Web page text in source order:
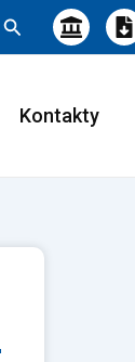
Hľadať
Kontakty